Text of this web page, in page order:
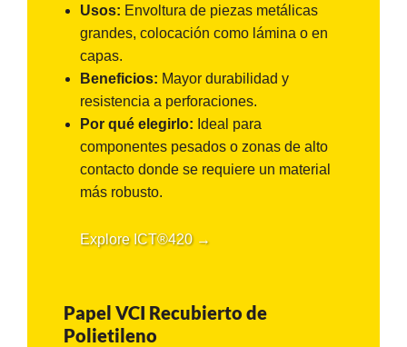
Usos: Envoltura de piezas metálicas
grandes, colocación como lámina o en
capas.
Beneficios: Mayor durabilidad y
resistencia a perforaciones.
Por qué elegirlo: Ideal para
componentes pesados o zonas de alto
contacto donde se requiere un material
más robusto.
Explore ICT®420 →
Papel VCI Recubierto de
Polietileno